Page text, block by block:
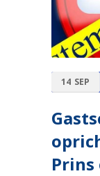
14 SEP
Prins